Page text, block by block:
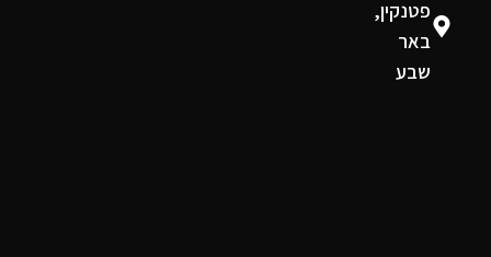
פטנקין,
באר
שבע